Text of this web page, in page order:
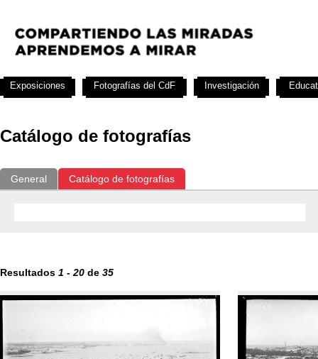
Catálogo de fotografías
General Catálogo de fotografías
Resultados 1 - 20 de 35
Exposiciones Fotografías del CdF Investigación